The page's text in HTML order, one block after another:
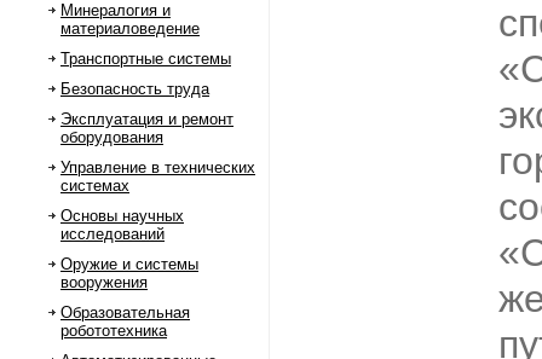
Минералогия и
материаловедение
Транспортные системы
Безопасность труда
Эксплуатация и ремонт
оборудования
Управление в технических
системах
Основы научных
исследований
Оружие и системы
вооружения
Образовательная
робототехника